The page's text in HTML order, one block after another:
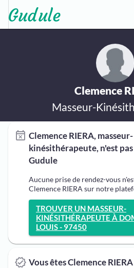
Clemence
Masseur-
Clemence RIERA, masseur-
kinésithérapeute, n'est
Gudule
Aucune prise de rendez-vous
Clemence RIERA sur notre
TROUVER UN MASSEUR-
KINÉSITHÉRAPEUTE À
LOUIS - 97450
Vous êtes Clemence RIERA